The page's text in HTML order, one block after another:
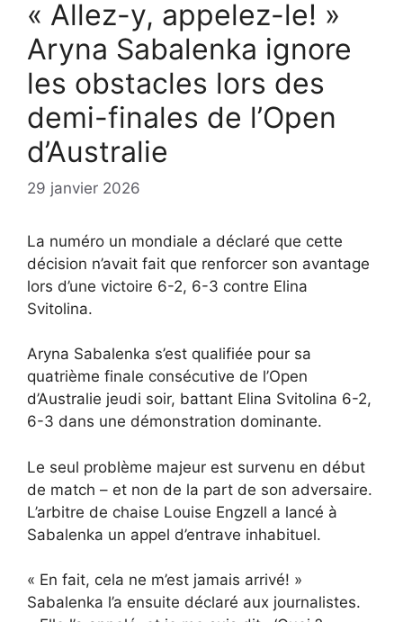
« Allez-y, appelez-le! »
Aryna Sabalenka ignore
les obstacles lors des
demi-finales de l’Open
d’Australie
29 janvier 2026
La numéro un mondiale a déclaré que cette
décision n’avait fait que renforcer son avantage
lors d’une victoire 6-2, 6-3 contre Elina
Svitolina.
Aryna Sabalenka s’est qualifiée pour sa
quatrième finale consécutive de l’Open
d’Australie jeudi soir, battant Elina Svitolina 6-2,
6-3 dans une démonstration dominante.
Le seul problème majeur est survenu en début
de match – et non de la part de son adversaire.
L’arbitre de chaise Louise Engzell a lancé à
Sabalenka un appel d’entrave inhabituel.
« En fait, cela ne m’est jamais arrivé! »
Sabalenka l’a ensuite déclaré aux journalistes.